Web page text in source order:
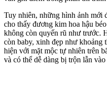
Tuy nhiên, những hình ảnh mới
cho thấy đương kim hoa hậu
không còn quyến rũ như trước.
còn baby, xinh đẹp như khoảng
hiện với mặt mộc tự nhiên trên
và có thể dễ dàng bị trộn lẫn